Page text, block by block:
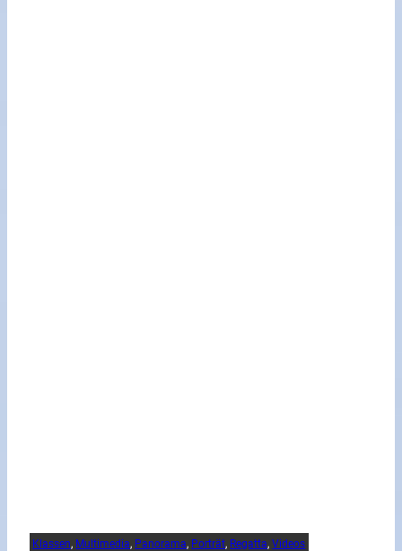
Klassen, Multimedia, Panorama, Porträt, Regatta, Videos